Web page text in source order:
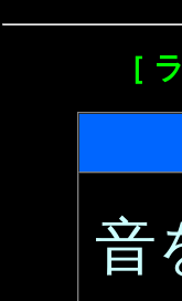
［
音